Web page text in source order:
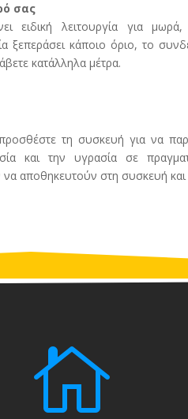
σας
ειδική λειτουργία για
ξεπεράσει κάποιο όριο, το
κατάλληλα μέτρα.
τη συσκευή για να
και την υγρασία σε
αποθηκευτούν στη συσκευή και
